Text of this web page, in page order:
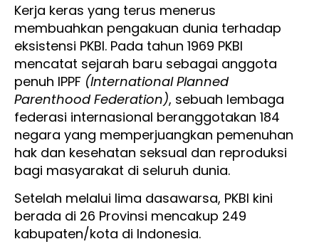
Kerja keras yang terus menerus
membuahkan pengakuan dunia terhadap
eksistensi PKBI. Pada tahun 1969 PKBI
mencatat sejarah baru sebagai anggota
penuh IPPF (International Planned
Parenthood Federation), sebuah lembaga
federasi internasional beranggotakan 184
negara yang memperjuangkan pemenuhan
hak dan kesehatan seksual dan reproduksi
bagi masyarakat di seluruh dunia.
Setelah melalui lima dasawarsa, PKBI kini
berada di 26 Provinsi mencakup 249
kabupaten/kota di Indonesia.